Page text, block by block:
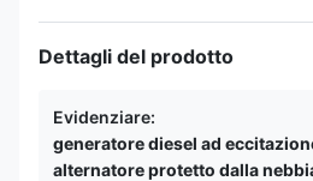
Dettagli del prodotto
Evidenziare:
generatore diesel ad
alternatore protetto dalla